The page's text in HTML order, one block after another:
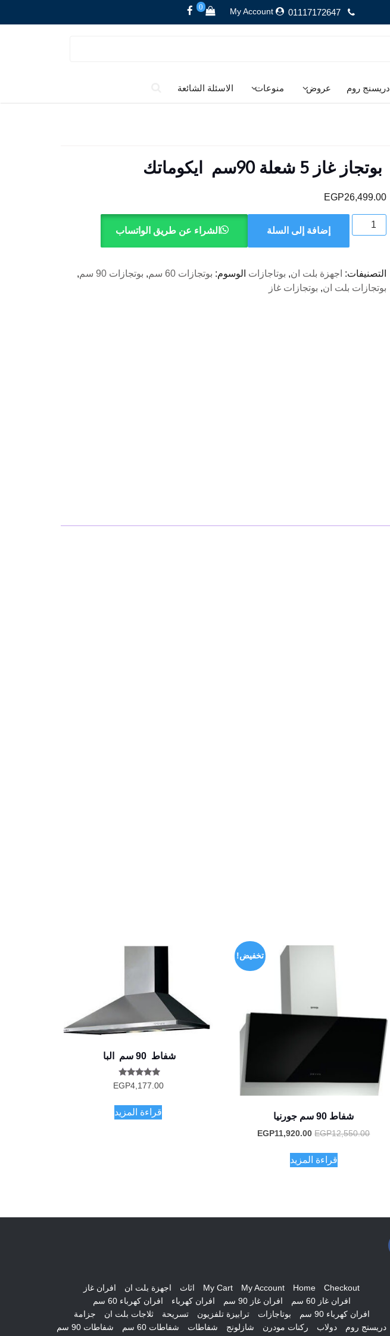
01117172647
My Account
0
دريسنج روم عروض منوعات الاسئلة الشائعة
بوتجاز غاز 5 شعلة 90سم ايكوماتك
EGP26,499.00
كمية
بوتجاز
شعلة
90سم
إضافة إلى السلة الشراء عن طريق الواتساب
التصنيفات: اجهزة بلت ان, بوتاجازات الوسوم: بوتجازات 60 سم , بوتجازات 90 سم
,
بوتجازات بلت ان, بوتجازات غاز
تخفيض!
شفاط 90 سم جورنيا
EGP12,550.00
السعر
هو:
EGP12,550.00.
EGP11,920.00
السعر
قراءة المزيد
شفاط 90 سم البا
تم التقييم
5.00
EGP4,177.00
قراءة المزيد
Checkout
Home
My Account
My Cart اثاث اجهزة بلت ان
افران غاز
افران غاز 60 سم
افران غاز 90 سم افران كهرباء
افران كهرباء 60 سم
افران كهرباء 90 سم
بوتاجازات ترابيزة تلفزيون تسريحة ثلاجات بلت ان
جزامة
دريسنج روم
دولاب ركنات مودرن شازلونج شفاطات شفاطات 60 سم
شفاطات 90 سم